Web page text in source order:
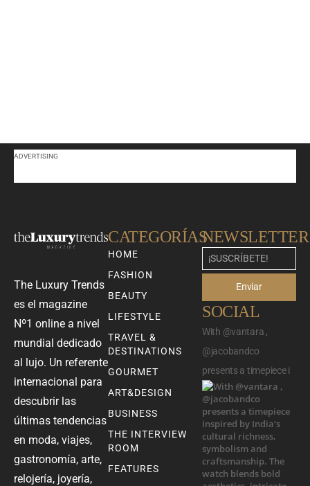
ADVERTISING
The Luxury Trends
es el magazine
Nº1 online a nivel
mundial dedicado
al lujo. Un referente
internacional para
descubrir las
últimas tendencias
en moda, viajes,
gastronomía, arte,
relojería, joyería,
CATEGORÍAS
HOME
FASHION
BEAUTY
LIFESTYLE
TRAVEL &
DESTINATIONS
GOURMET
ART&DESIGN
BUSINESS
THE INTERVIEW
ROOM
FEATURES
NEWSLETTER
Enviar
SOCIAL
With @vantara ,
@jacobandco
presents a timepiece i